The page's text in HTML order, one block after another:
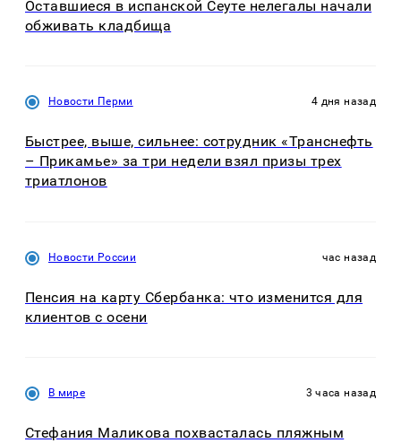
Оставшиеся в испанской Сеуте нелегалы начали
обживать кладбища
Новости Перми 4 дня назад
Быстрее, выше, сильнее: сотрудник «Транснефть
– Прикамье» за три недели взял призы трех
триатлонов
Новости России час назад
Пенсия на карту Сбербанка: что изменится для
клиентов с осени
В мире 3 часа назад
Стефания Маликова похвасталась пляжным